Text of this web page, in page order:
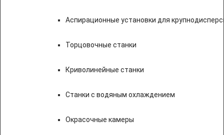
Аспирационные установки для
Торцовочные станки
Криволинейные станки
Станки с водяным охлаждением
Окрасочные камеры